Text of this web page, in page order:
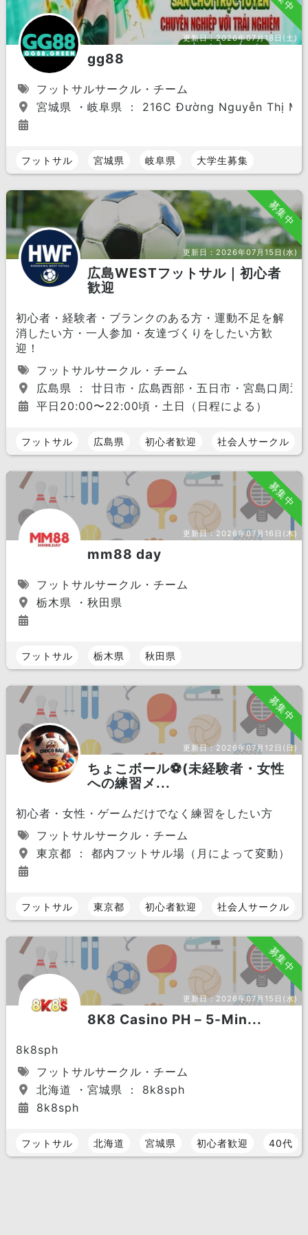
更新日：2026年07月18日(土)
gg88
フットサルサークル・チーム
宮城県 ・岐阜県 ： 216C Đường Nguyễn Thị
フットサル 宮城県 岐阜県 大学生募集
募集中
更新日：2026年07月15日(水)
広島WESTフットサル｜初心者
歓迎
初心者・経験者・ブランクのある方・運動不足を解
消したい方・一人参加・友達づくりをしたい方歓
迎！
フットサルサークル・チーム
広島県 ： 廿日市・広島西部・五日市・宮島口周辺
平日20:00〜22:00頃・土日（日程による）
フットサル 広島県 初心者歓迎 社会人サークル
募集中
更新日： 2026年07月16日(木)
mm88 day
フットサルサークル・チーム
栃木県 ・秋田県
フットサル 栃木県 秋田県
募集中
更新日： 2026年07月12日(日)
ちょこボール⚽️(未経験者・女性
への練習メ...
初心者・女性・ゲームだけでなく練習をしたい方
フットサルサークル・チーム
東京都 ： 都内フットサル場（月によって変動）
フットサル 東京都 初心者歓迎 社会人サークル
募集中
更新日： 2026年07月15日(水)
8K8 Casino PH – 5-Min...
8k8sph
フットサルサークル・チーム
北海道 ・宮城県 ： 8k8sph
8k8sph
フットサル 北海道 宮城県 初心者歓迎 40代